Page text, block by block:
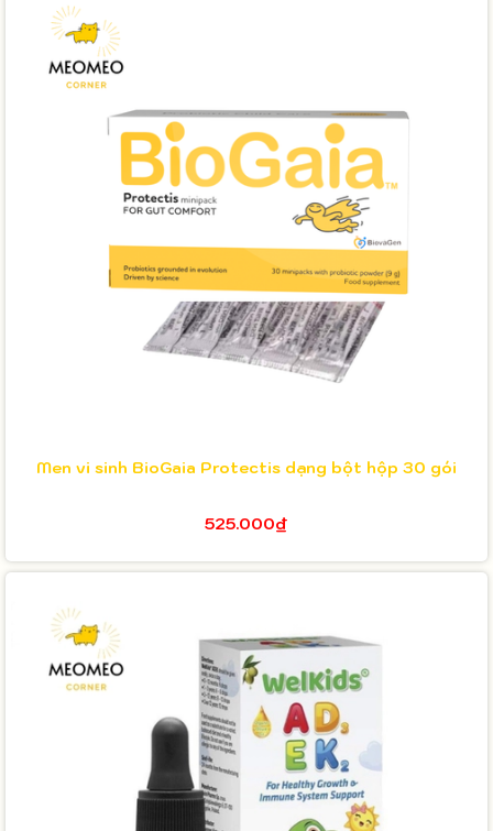
Men vi sinh BioGaia Protectis dạng bột hộp 30 gói
525.000₫